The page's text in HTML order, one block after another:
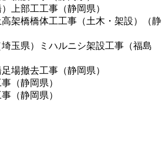
上部工工事（静岡県）
架橋橋体工工事（土木・架設）（静
玉県）ミハルニシ架設工事（福島
場撤去工事（静岡県）
（静岡県）
（静岡県）